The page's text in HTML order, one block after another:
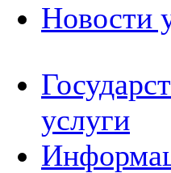
Новости
услуги